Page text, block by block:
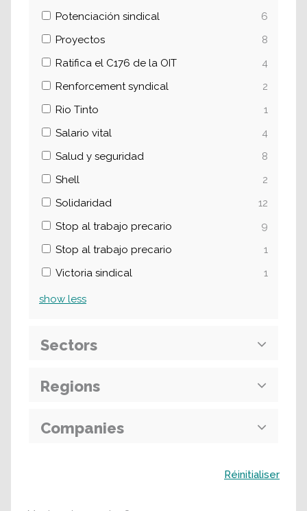
Potenciación sindical
6
Proyectos
8
Ratifica el C176 de la OIT
4
Renforcement syndical
2
Rio Tinto
1
Salario vital
4
Salud y seguridad
8
Shell
2
Solidaridad
12
Stop al trabajo precario
9
Stop al trabajo precario
1
Victoria sindical
1
show less
Sectors
Regions
Companies
Réinitialiser